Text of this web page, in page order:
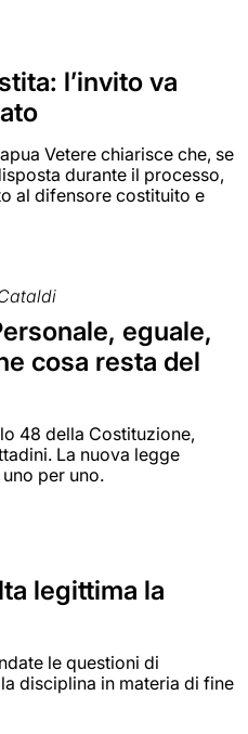
l’invito va
Vetere chiarisce che, se
durante il processo,
al difensore costituito e
eguale,
cosa resta del
48 della Costituzione,
La nuova legge
per uno.
legittima la
le questioni di
disciplina in materia di fine